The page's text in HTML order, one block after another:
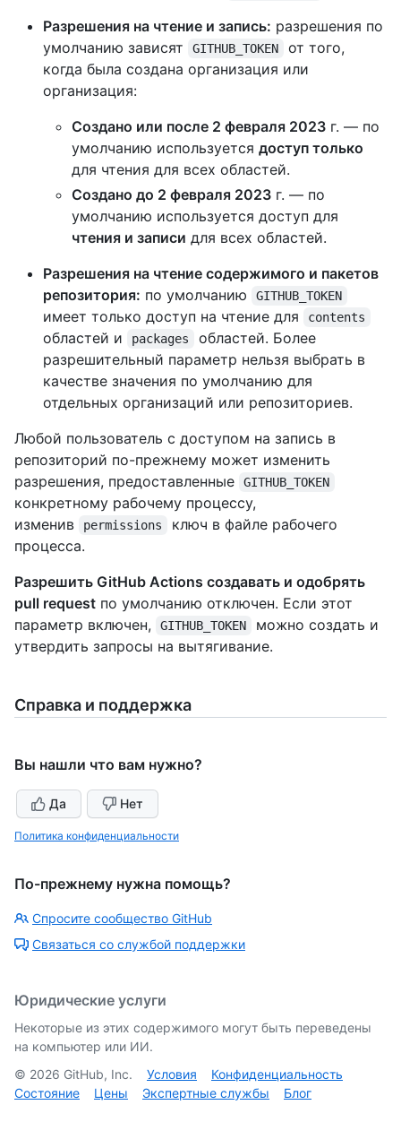
Разрешения на чтение и запись: разрешения по
умолчанию зависят
GITHUB_TOKEN
от того,
когда была создана организация или
организация:
Создано или после 2 февраля 2023 г. — по
умолчанию используется доступ только
для чтения для всех областей.
Создано до 2 февраля 2023 г. — по
умолчанию используется доступ для
чтения и записи для всех областей.
Разрешения на чтение содержимого и пакетов
репозитория: по умолчанию GITHUB_TOKEN
имеет только доступ на чтение для contents
областей и packages
областей. Более
разрешительный параметр нельзя выбрать в
качестве значения по умолчанию для
отдельных организаций или репозиториев.
Любой пользователь с доступом на запись в
репозиторий по-прежнему может изменить
разрешения, предоставленные
GITHUB_TOKEN
конкретному рабочему процессу,
изменив
permissions
ключ в файле рабочего
процесса.
Разрешить GitHub Actions создавать и одобрять
pull request по умолчанию отключен. Если этот
параметр включен,
GITHUB_TOKEN
можно создать и
утвердить запросы на вытягивание.
Справка и поддержка
Вы нашли что вам нужно?
Да Нет
Политика конфиденциальности
По-прежнему нужна помощь?
Спросите сообщество GitHub
Связаться со службой поддержки
Юридические услуги
Некоторые из этих содержимого могут быть переведены
на компьютер или ИИ.
© 2026 GitHub, Inc. Условия
Конфиденциальность
Состояние
Цены Экспертные службы Блог